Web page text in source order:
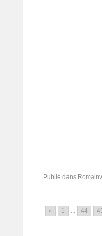
Publié dans
« 1 ... 44